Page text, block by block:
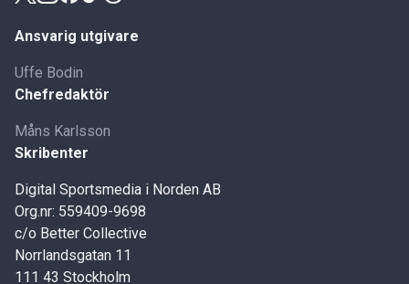
Ansvarig utgivare
Uffe Bodin
Chefredaktör
Måns Karlsson
Skribenter
Digital Sportsmedia i Norden AB
Org.nr: 559409-9698
c/o Better Collective
Norrlandsgatan 11
111 43 Stockholm